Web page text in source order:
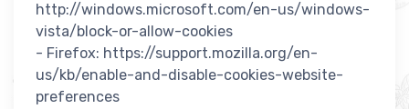
http://windows.microsoft.com/en-us/windows-
vista/block-or-allow-cookies
- Firefox: https://support.mozilla.org/en-
us/kb/enable-and-disable-cookies-website-
preferences